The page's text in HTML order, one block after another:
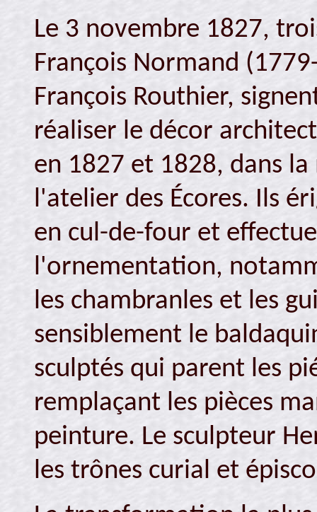
Le 3 novembre 1827,
François Normand
François Routhier,
réaliser le décor
en 1827 et 1828, dans
l'atelier des Écores. Ils
en cul-de-four et
l'ornementation,
les chambranles et les
sensiblement le
sculptés qui parent les
remplaçant les pièces
peinture. Le sculpteur
les trônes curial et